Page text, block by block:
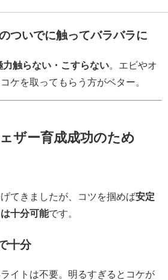
ついでに触ってバラバラに
触らない・こすらない 。エビやオ
ケを取ってもらう方がベター。
ザー育成成功のため
てきましたが、コツを掴めば安定
十分可能です。
十分
イトは不要。明るすぎるとコケが